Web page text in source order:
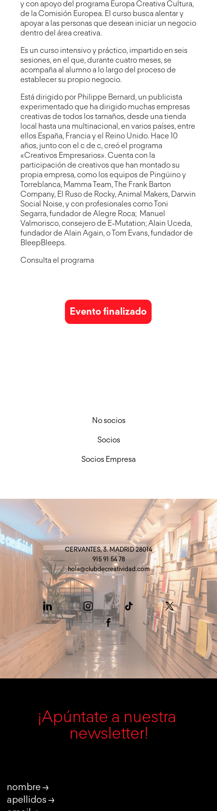
y con apoyo del programa Europa Creativa Cultura,
de la Comisión Europea. El curso busca alentar y
apoyar a las personas que desean iniciar un negocio
dentro del área creativa.
Es un curso intensivo y práctico, impartido en seis
sesiones, en el que, durante cuatro meses, se
acompaña al alumno a lo largo del proceso de
establecer su propio negocio.
Está dirigido por Philippe Bernard, un publicista
experimentado que ha dirigido muchas empresas
creativas de todos los tamaños, desde una tienda
local hasta una multinacional, en varios países, entre
ellos España, Francia y el Reino Unido. Hace 10
años, junto con el c de c, creó el programa
«Creativos Empresarios». Cuenta con la
participación de creativos que han montado su
propia empresa, como los equipos de Pingüino y
Torreblanca, Mamma Team, The Frank Barton
Company, El Ruso de Rocky, Animal Makers, Darwin
Social Noise, y con profesionales como Toni
Segarra, fundador de Alegre Roca; Manuel
Valmorisco, consejero de E-Mutation; Alain Uceda,
fundador de Alain Again, o Tom Evans, fundador de
BleepBleeps.
Consultael programa
Evento finalizado
No socios
Socios
Socios Empresa
CERVANTES, 3. MADRID 28014
915 91 54 78
hola@clubdecreatividad.com
¡Apúntate a nuestra
newsletter!
nombre →
apellidos →